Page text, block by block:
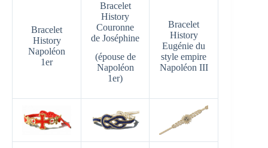
Bracelet
History
Napoléon
1er
Bracelet
History
Couronne
de Joséphine
(épouse de
Napoléon
1er)
Bracelet
History
Eugénie du
style empire
Napoléon III